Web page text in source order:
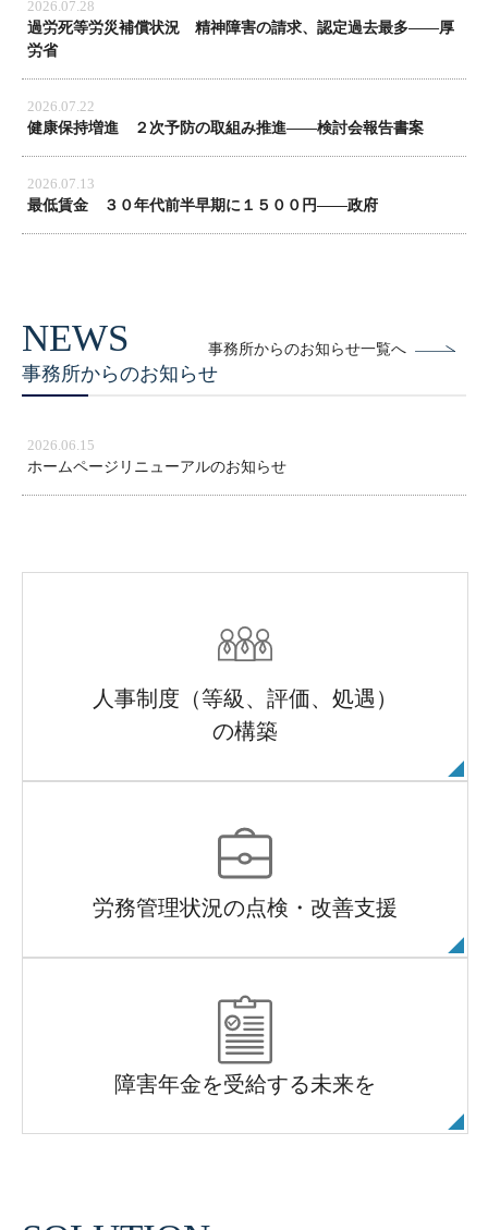
2026.07.28
過労死等労災補償状況 精神障害の請求、認定過去最多――厚
労省
2026.07.22
健康保持増進 ２次予防の取組み推進――検討会報告書案
2026.07.13
最低賃金 ３０年代前半早期に１５００円――政府
事務所からのお知らせ
事務所からのお知らせ一覧へ
2026.06.15
ホームページリニューアルのお知らせ
人事制度（等級、評価、処遇）
の構築
労務管理状況の点検・改善支援
障害年金を受給する未来を